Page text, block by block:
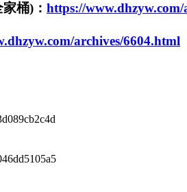
桶)： https://
archives/6604.html